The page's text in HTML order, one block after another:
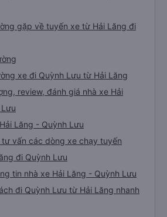
gặp về tuyến xe từ Hải Lăng đi
xe đi Quỳnh Lưu từ Hải Lăng
review, đánh giá nhà xe Hải
Lăng - Quỳnh Lưu
tư vấn các dòng xe chạy tuyến
đi Quỳnh Lưu
tin nhà xe Hải Lăng - Quỳnh Lưu
đi Quỳnh Lưu từ Hải Lăng nhanh